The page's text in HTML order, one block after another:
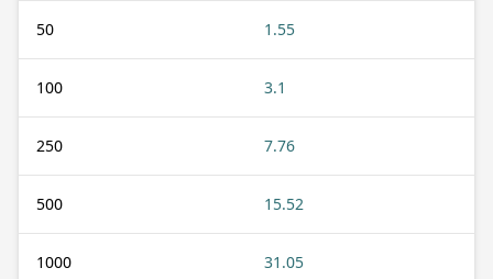
50 1.55
100 3.1
250 7.76
500 15.52
1000 31.05